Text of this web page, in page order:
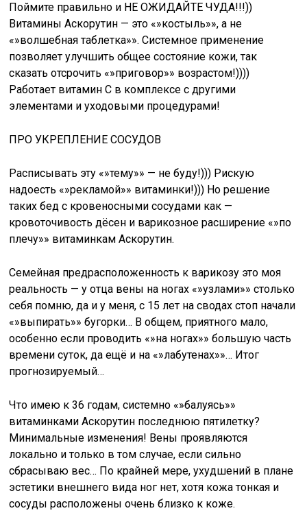
Поймите правильно и НЕ ОЖИДАЙТЕ ЧУДА!!!))
Витамины Аскорутин — это «»костыль»», а не
«»волшебная таблетка»». Системное применение
позволяет улучшить общее состояние кожи, так
сказать отсрочить «»приговор»» возрастом!))))
Работает витамин С в комплексе с другими
элементами и уходовыми процедурами!
ПРО УКРЕПЛЕНИЕ СОСУДОВ
Расписывать эту «»тему»» — не буду!))) Рискую
надоесть «»рекламой»» витаминки!))) Но решение
таких бед с кровеносными сосудами как —
кровоточивость дёсен и варикозное расширение «»по
плечу»» витаминкам Аскорутин.
Семейная предрасположенность к варикозу это моя
реальность — у отца вены на ногах «»узлами»» столько
себя помню, да и у меня, с 15 лет на сводах стоп начали
«»выпирать»» бугорки… В общем, приятного мало,
особенно если проводить «»на ногах»» большую часть
времени суток, да ещё и на «»лабутенах»»… Итог
прогнозируемый…
Что имею к 36 годам, системно «»балуясь»»
витаминками Аскорутин последнюю пятилетку?
Минимальные изменения! Вены проявляются
локально и только в том случае, если сильно
сбрасываю вес… По крайней мере, ухудшений в плане
эстетики внешнего вида ног нет, хотя кожа тонкая и
сосуды расположены очень близко к коже.